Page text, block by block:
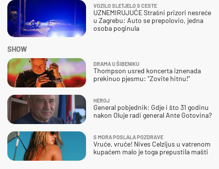
VOZILO SLETJELO S CESTE
UZNEMIRUJUĆE Strašni prizori nesreće
u Zagrebu: Auto se prepolovio, jedna
osoba poginula
SHOW
DRAMA U ŠIBENIKU
Thompson usred koncerta iznenada
prekinuo pjesmu: "Zovite hitnu!"
HEROJ
General pobjednik: Gdje i što 31 godinu
nakon Oluje radi general Ante Gotovina?
S MORA POSLALA POZDRAVE
Vruće, vruće! Nives Celzijus u vatrenom
kupaćem malo je toga prepustila mašti